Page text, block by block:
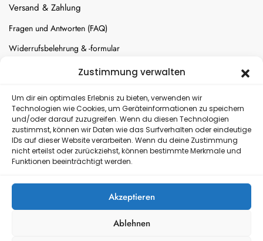
Zustimmung verwalten
Um dir ein optimales Erlebnis zu bieten, verwenden wir
Technologien wie Cookies, um Geräteinformationen zu speichern
und/oder darauf zuzugreifen. Wenn du diesen Technologien
zustimmst, können wir Daten wie das Surfverhalten oder eindeutige
IDs auf dieser Website verarbeiten. Wenn du deine Zustimmung
nicht erteilst oder zurückziehst, können bestimmte Merkmale und
Funktionen beeinträchtigt werden.
Akzeptieren
Ablehnen
Versand & Zahlung
Fragen und Antworten (FAQ)
Widerrufsbelehrung & -formular
Batterien-Entsorgung
Versand
Kostenloser Rückversand